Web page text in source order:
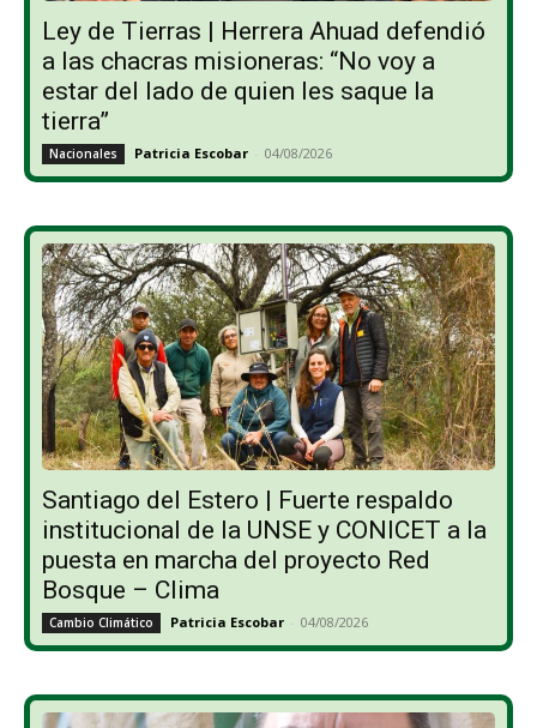
Ley de Tierras | Herrera Ahuad defendió
a las chacras misioneras: “No voy a
estar del lado de quien les saque la
tierra”
Nacionales Patricia Escobar - 04/08/2026
Santiago del Estero | Fuerte respaldo
institucional de la UNSE y CONICET a la
puesta en marcha del proyecto Red
Bosque – Clima
Cambio Climático Patricia Escobar - 04/08/2026